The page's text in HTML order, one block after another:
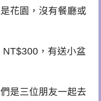
花園，沒有餐廳或
NT$300，有送小盆
是三位朋友一起去